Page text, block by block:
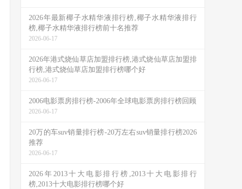
2026年最新椰子水精华液排行榜,椰子水精华液排行
榜,椰子水精华液排行榜前十名推荐
2026-06-17
2026年港式烧仙草店加盟排行榜,港式烧仙草店加盟排
行榜,港式烧仙草店加盟排行榜哪个好
2026-06-17
2006电影票房排行榜-2006年全球电影票房排行榜回顾
2026-06-17
20万的车suv销量排行榜-20万左右suv销量排行榜2026
推荐
2026-06-17
2026年2013十大电影排行榜,2013十大电影排行
榜,2013十大电影排行榜哪个好